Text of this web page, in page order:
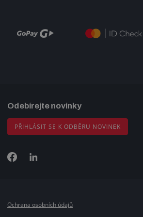
Odebírejte novinky
PŘIHLÁSIT SE K ODBĚRU NOVINEK
Ochrana osobních údajů